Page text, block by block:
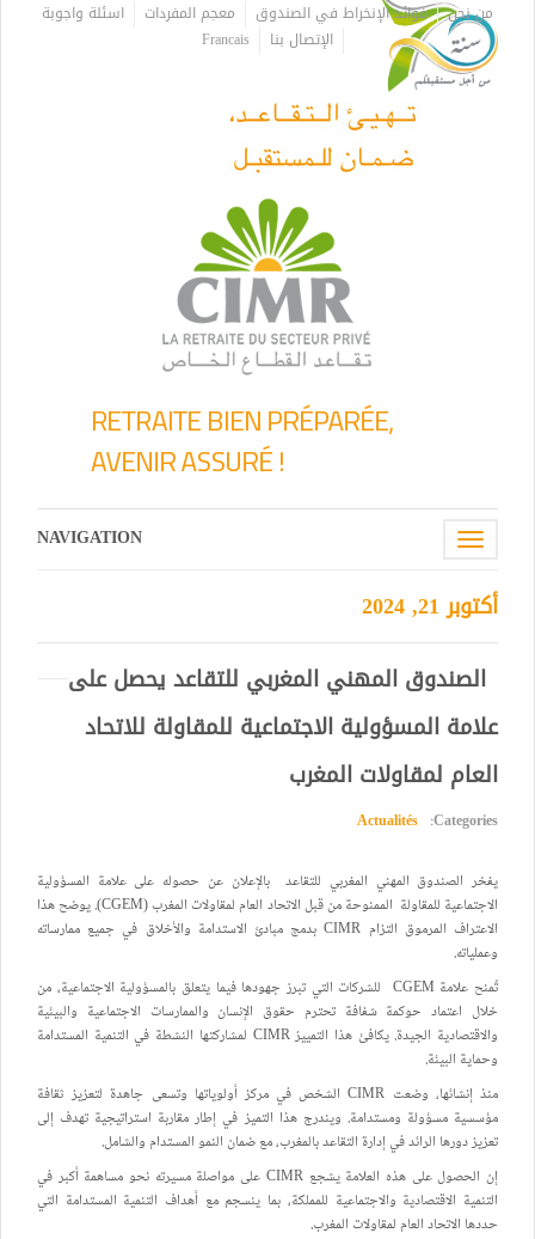
من نحن فوائد الإنخراط في الصندوق معجم المفردات
اسئلة واجوبة
الإتصال بنا
Francais
Toggle
NAVIGATION
أكتوبر 21, 2024
الصندوق المهني المغربي للتقاعد يحصل على
علامة المسؤولية الاجتماعية للمقاولة للاتحاد
العام لمقاولات المغرب
Categories:
Actualités
يفخر الصندوق المهني المغربي للتقاعد بالإعلان عن حصوله على علامة المسؤولية
الاجتماعية للمقاولة الممنوحة من قبل الاتحاد العام لمقاولات المغرب (CGEM). يوضح هذا
الاعتراف المرموق التزام CIMR بدمج مبادئ الاستدامة والأخلاق في جميع ممارساته
وعملياته.
تُمنح علامة CGEM للشركات التي تبرز جهودها فيما يتعلق بالمسؤولية الاجتماعية، من
خلال اعتماد حوكمة شفافة تحترم حقوق الإنسان والممارسات الاجتماعية والبيئية
والاقتصادية الجيدة. يكافئ هذا التمييز CIMR لمشاركتها النشطة في التنمية المستدامة
وحماية البيئة.
منذ إنشائها، وضعت CIMR الشخص في مركز أولوياتها وتسعى جاهدة لتعزيز ثقافة
مؤسسية مسؤولة ومستدامة. ويندرج هذا التميز في إطار مقاربة استراتيجية تهدف إلى
تعزيز دورها الرائد في إدارة التقاعد بالمغرب، مع ضمان النمو المستدام والشامل.
إن الحصول على هذه العلامة يشجع CIMR على مواصلة مسيرته نحو مساهمة أكبر في
التنمية الاقتصادية والاجتماعية للمملكة، بما ينسجم مع أهداف التنمية المستدامة التي
حددها الاتحاد العام لمقاولات المغرب.